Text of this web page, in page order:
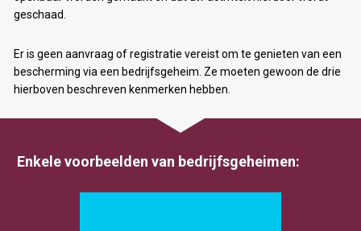
geschaad.
Er is geen aanvraag of registratie vereist om te genieten van een
bescherming via een bedrijfsgeheim. Ze moeten gewoon de drie
hierboven beschreven kenmerken hebben.
Enkele voorbeelden van bedrijfsgeheimen: